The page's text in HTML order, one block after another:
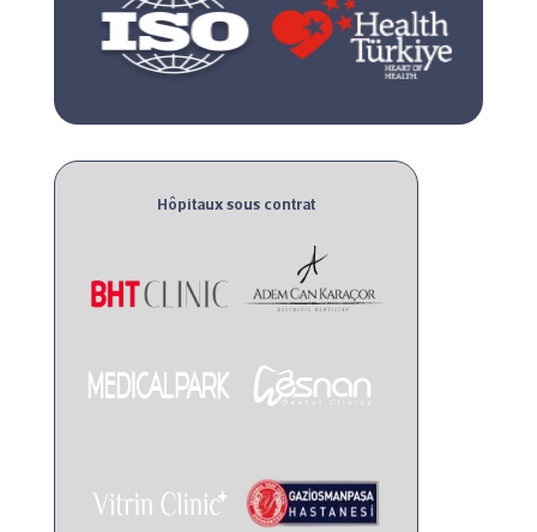
Hôpitaux sous contrat